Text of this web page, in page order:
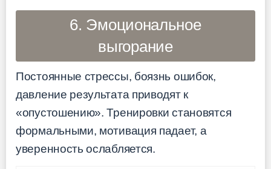
6. Эмоциональное
выгорание
Постоянные стрессы, боязнь ошибок,
давление результата приводят к
«опустошению». Тренировки становятся
формальными, мотивация падает, а
уверенность ослабляется.